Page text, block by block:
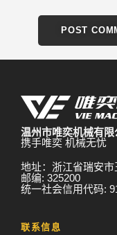
温州市唯奕机械有限
携手唯奕 机械无忧
地址：浙江省瑞安
邮编: 325200
统一社会信用代码:
联系信息